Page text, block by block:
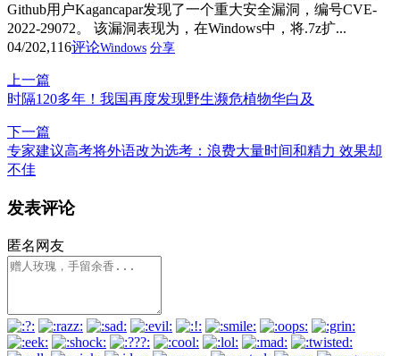
Github用户Kagancapar发现了一个重大安全漏洞，编号CVE-
2022-29072。 该漏洞表现为，在Windows中，将.7z扩...
04/202,116评论Windows 分享
上一篇
时隔120多年！我国再度发现野生濒危植物华白及
下一篇
专家建议高考将外语改为选考：浪费大量时间和精力 效果却
不佳
发表评论
匿名网友